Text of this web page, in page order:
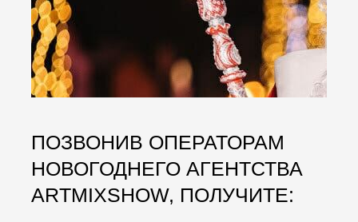
ПОЗВОНИВ ОПЕРАТОРАМ
НОВОГОДНЕГО АГЕНТСТВА
ARTMIXSHOW, ПОЛУЧИТЕ: